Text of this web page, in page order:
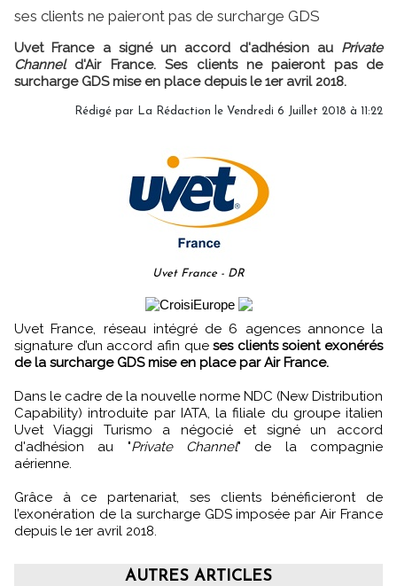
ses clients ne paieront pas de surcharge GDS
Uvet France a signé un accord d'adhésion au Private
Channeld'Air France. Ses clients ne paieront pas de
surcharge GDS mise en place depuis le 1er avril 2018.
Rédigé par La Rédaction le Vendredi 6 Juillet 2018 à 11:22
Uvet France - DR
Uvet France, réseau intégré de 6 agences annonce la
signature d’un accord afin queses clients soient exonérés
de la surcharge GDS mise en place par Air France.
Dans le cadre de la nouvelle norme NDC (New Distribution
Capability) introduite par IATA, la filiale du groupe italien
Uvet Viaggi Turismo a négocié et signé un accord
d'adhésion au "Private Channel" de la compagnie
aérienne.
Grâce à ce partenariat, ses clients bénéficieront de
l’exonération de la surcharge GDS imposée par Air France
depuis le 1er avril 2018.
AUTRES ARTICLES